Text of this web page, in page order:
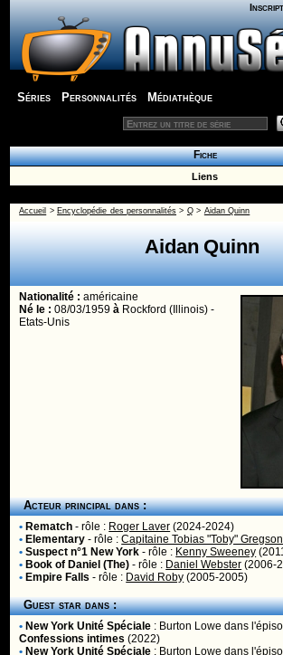
Séries Personnalités Médiathèque
Fiche
Liens
Accueil > Encyclopédie des personnalités > Q> Aidan Quinn
Aidan Quinn
Nationalité :américaine
Né le :08/03/1959à Rockford (Illinois) -
Etats-Unis
Acteur principal dans :
• Rematch - rôle : Roger Laver (2024-2024)
• Elementary - rôle :Capitaine Tobias "Toby" Gregson
• Suspect n°1 New York - rôle : Kenny Sweeney
• Book of Daniel (The) - rôle : Daniel Webster (2006-
• Empire Falls - rôle : David Roby (2005-2005)
Guest star dans :
• New York Unité Spéciale : Burton Lowe dans
Confessions intimes (2022)
• New York Unité Spéciale : Burton Lowe dans